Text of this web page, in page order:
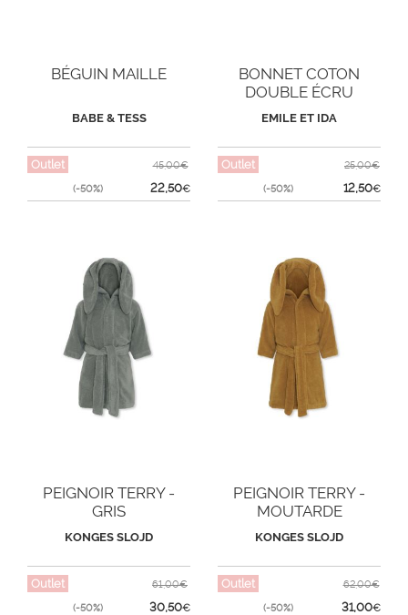
BÉGUIN MAILLE
BABE & TESS
Outlet
(-50%)
45,00€
22,50€
BONNET COTON
DOUBLE ÉCRU
EMILE ET IDA
Outlet
(-50%)
25,00€
12,50€
PEIGNOIR TERRY -
GRIS
KONGES SLOJD
Outlet
(-50%)
61,00€
30,50€
PEIGNOIR TERRY -
MOUTARDE
KONGES SLOJD
Outlet
(-50%)
62,00€
31,00€